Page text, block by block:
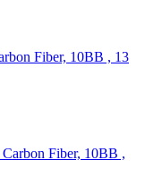
Fiber, 10BB , 13